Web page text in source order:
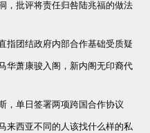
，批评将责任归咎陆兆福的做法
指团结政府内部合作基础受质疑
华萧康骏入阁，新内阁无印裔代
，单日签署两项跨国合作协议
西亚不同的人该找什么样的私